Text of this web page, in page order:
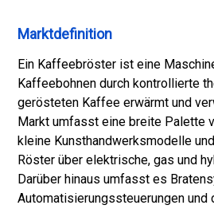
Marktdefinition
Ein Kaffeebröster ist eine
Kaffeebohnen durch kontrollierte
gerösteten Kaffee erwärmt und
Markt umfasst eine breite Palette
kleine Kunsthandwerksmodelle
Röster über elektrische, gas und
Darüber hinaus umfasst es
Automatisierungssteuerungen und